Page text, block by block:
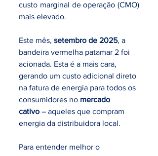
custo marginal de operação (CMO)
mais elevado.
Este mês, setembro de 2025, a
bandeira vermelha patamar 2 foi
acionada. Esta é a mais cara,
gerando um custo adicional direto
na fatura de energia para todos os
consumidores no mercado
cativo – aqueles que compram
energia da distribuidora local.
Para entender melhor o